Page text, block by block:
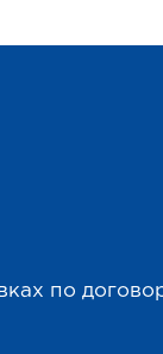
по